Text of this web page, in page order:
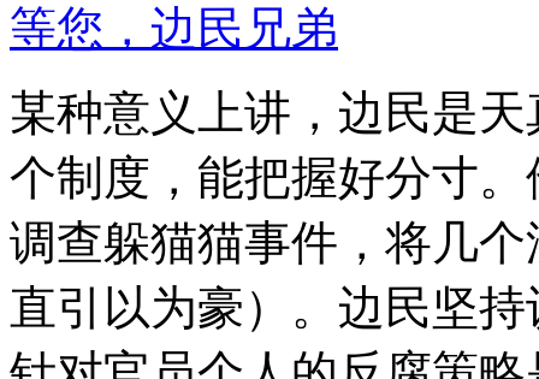
等您，边民兄弟
某种意义上讲，边民是
个制度，能把握好分寸
调查躲猫猫事件，将几
直引以为豪）。边民坚